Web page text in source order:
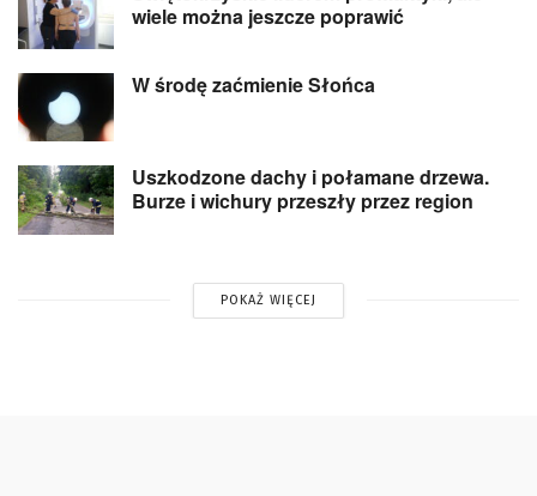
wiele można jeszcze poprawić
W środę zaćmienie Słońca
Uszkodzone dachy i połamane drzewa.
Burze i wichury przeszły przez region
POKAŻ WIĘCEJ